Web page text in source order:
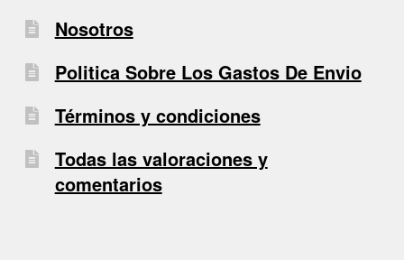
Nosotros
Politica Sobre Los Gastos De Envio
Términos y condiciones
Todas las valoraciones y
comentarios